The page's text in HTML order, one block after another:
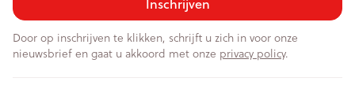
Door op inschrijven te klikken, schrijft u zich in voor onze
nieuwsbrief en gaat u akkoord met onze privacy policy.